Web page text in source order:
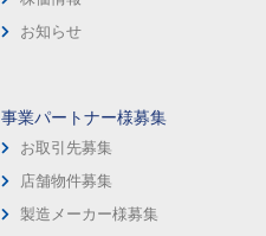
お知らせ
事業パートナー様募集
お取引先募集
店舗物件募集
製造メーカー様募集